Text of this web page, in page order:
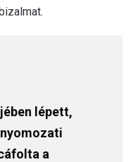
lépett,
a